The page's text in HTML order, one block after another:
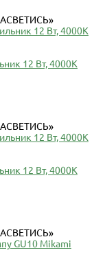
12 Вт, 4000К
12 Вт, 4000К